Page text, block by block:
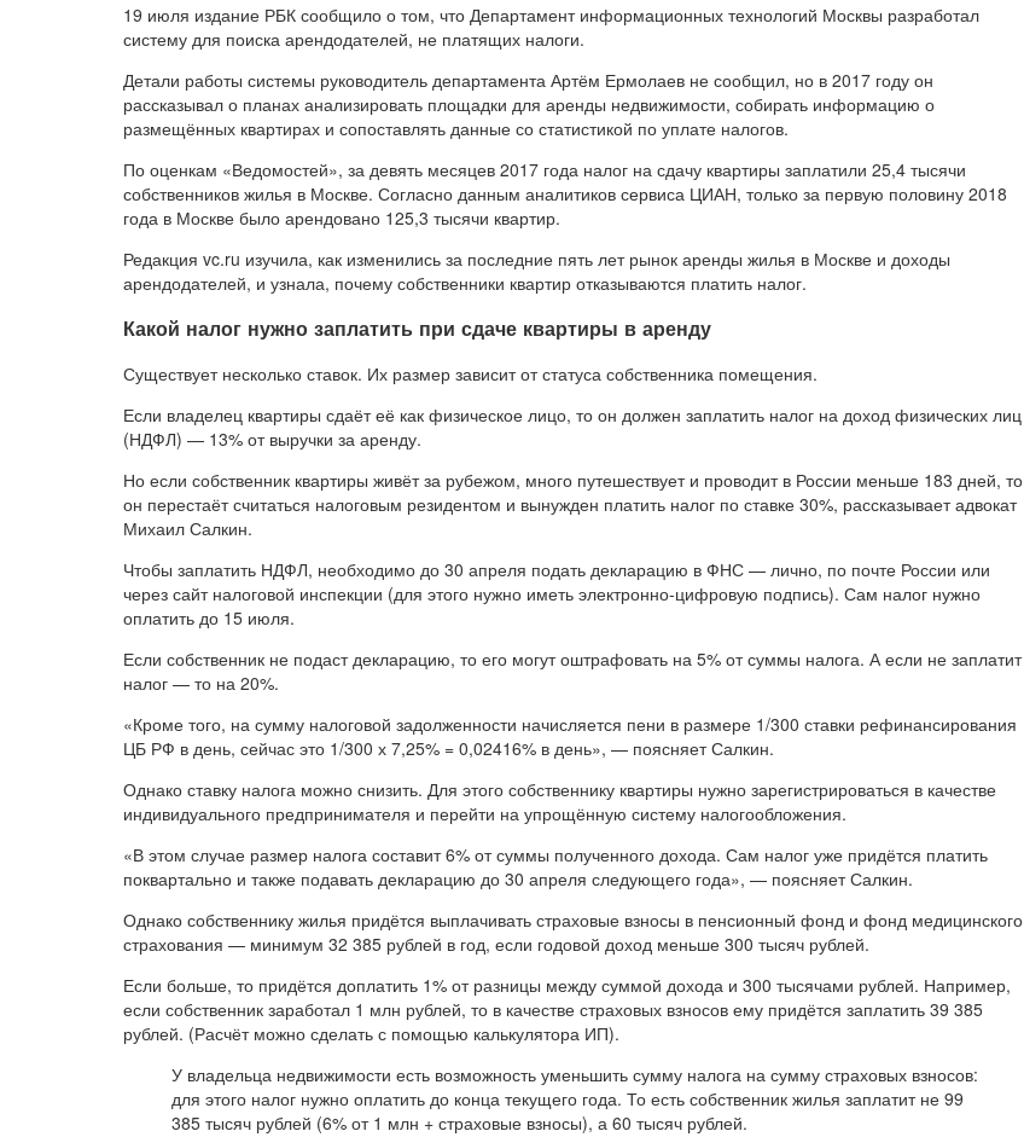
19 июля издание РБК сообщило о том, что Департамент информационных технологий Москвы разработал
систему для поиска арендодателей, не платящих налоги.
Детали работы системы руководитель департамента Артём Ермолаев не сообщил, но в 2017 году он
рассказывал о планах анализировать площадки для аренды недвижимости, собирать информацию о
размещённых квартирах и сопоставлять данные со статистикой по уплате налогов.
По оценкам «Ведомостей», за девять месяцев 2017 года налог на сдачу квартиры заплатили 25,4 тысячи
собственников жилья в Москве. Согласно данным аналитиков сервиса ЦИАН, только за первую половину 2018
года в Москве было арендовано 125,3 тысячи квартир.
Редакция vc.ru изучила, как изменились за последние пять лет рынок аренды жилья в Москве и доходы
арендодателей, и узнала, почему собственники квартир отказываются платить налог.
Какой налог нужно заплатить при сдаче квартиры в аренду
Существует несколько ставок. Их размер зависит от статуса собственника помещения.
Если владелец квартиры сдаёт её как физическое лицо, то он должен заплатить налог на доход физических лиц
(НДФЛ) — 13% от выручки за аренду.
Но если собственник квартиры живёт за рубежом, много путешествует и проводит в России меньше 183 дней, то
он перестаёт считаться налоговым резидентом и вынужден платить налог по ставке 30%, рассказывает адвокат
Михаил Салкин.
Чтобы заплатить НДФЛ, необходимо до 30 апреля подать декларацию в ФНС — лично, по почте России или
через сайт налоговой инспекции (для этого нужно иметь электронно-цифровую подпись). Сам налог нужно
оплатить до 15 июля.
Если собственник не подаст декларацию, то его могут оштрафовать на 5% от суммы налога. А если не заплатит
налог — то на 20%.
«Кроме того, на сумму налоговой задолженности начисляется пени в размере 1/300 ставки рефинансирования
ЦБ РФ в день, сейчас это 1/300 х 7,25% = 0,02416% в день», — поясняет Салкин.
Однако ставку налога можно снизить. Для этого собственнику квартиры нужно зарегистрироваться в качестве
индивидуального предпринимателя и перейти на упрощённую систему налогообложения.
«В этом случае размер налога составит 6% от суммы полученного дохода. Сам налог уже придётся платить
поквартально и также подавать декларацию до 30 апреля следующего года», — поясняет Салкин.
Однако собственнику жилья придётся выплачивать страховые взносы в пенсионный фонд и фонд медицинского
страхования — минимум 32 385 рублей в год, если годовой доход меньше 300 тысяч рублей.
Если больше, то придётся доплатить 1% от разницы между суммой дохода и 300 тысячами рублей. Например,
если собственник заработал 1 млн рублей, то в качестве страховых взносов ему придётся заплатить 39 385
рублей. (Расчёт можно сделать с помощью калькулятора ИП).
У владельца недвижимости есть возможность уменьшить сумму налога на сумму страховых взносов:
для этого налог нужно оплатить до конца текущего года. То есть собственник жилья заплатит не 99
385 тысяч рублей (6% от 1 млн + страховые взносы), а 60 тысяч рублей.